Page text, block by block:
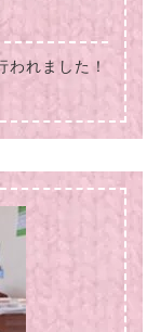
れました！